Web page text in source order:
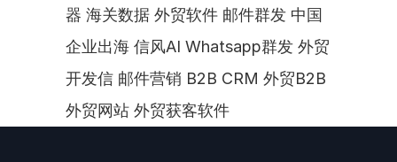
器 海关数据 外贸软件 邮件群发 中国
企业出海 信风AI Whatsapp群发 外贸
开发信 邮件营销 B2B CRM 外贸B2B
外贸网站 外贸获客软件